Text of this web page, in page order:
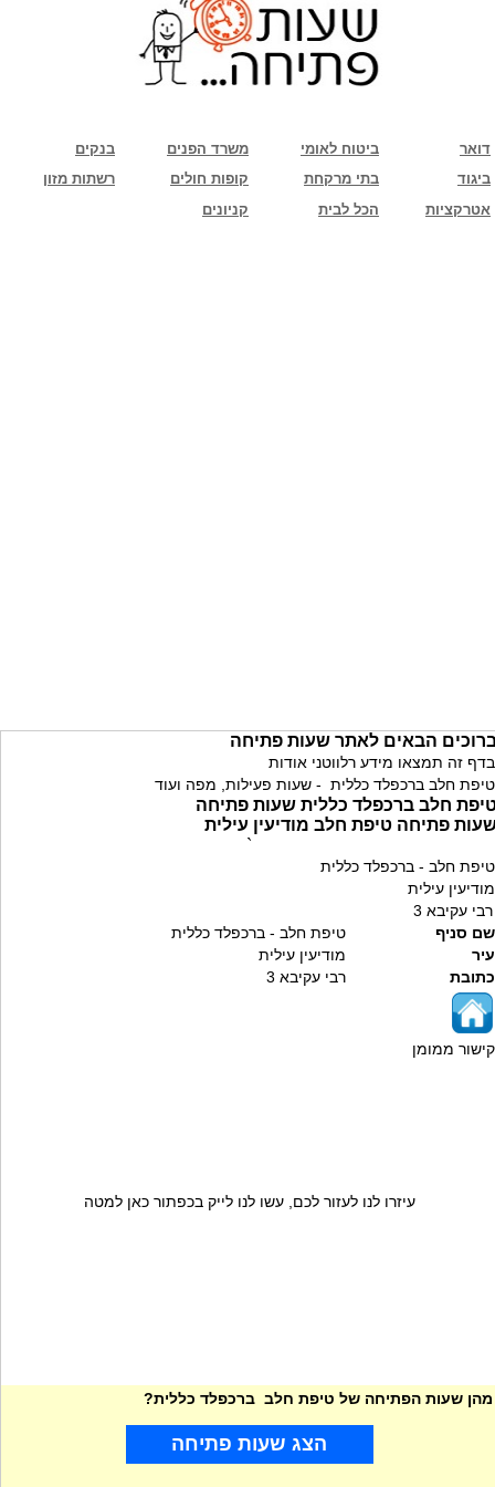
בנקים משרד הפנים ביטוח לאומי
דואר
רשתות מזון
קופות חולים בתי מרקחת
ביגוד
קניונים
הכל לבית אטרקציות
הבאים לאתר שעות פתיחה
בדף זה תמצאו מידע רלווטני אודות
טיפת חלב ברכפלד כללית - שעות פעילות, מפה ועוד
חלב ברכפלד כללית שעות פתיחה
פתיחה טיפת חלב מודיעין עילית
`
טיפת חלב - ברכפלד כללית
מודיעין עילית
רבי עקיבא 3
שם סניף
טיפת חלב - ברכפלד כללית
עיר
מודיעין עילית
כתובת
רבי עקיבא 3
קישור ממומן
עיזרו לנו לעזור לכם, עשו לנו לייק בכפתור כאן למטה
מהן שעות הפתיחה של טיפת חלב ברכפלד כללית?
הצג שעות פתיחה